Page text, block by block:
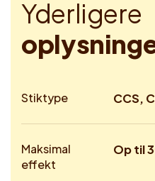
Yderligere
oplysning
Stiktype CCS,
Maksimal
effekt
Op til